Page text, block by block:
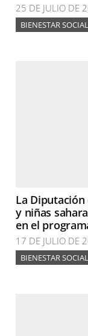
25 DE JULIO DE
BIENESTAR SOCIAL
La Diputación
y niñas
en el
17 DE JULIO DE
BIENESTAR SOCIAL